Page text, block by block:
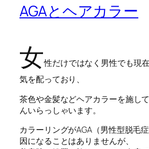
AGAとヘアカラー
女性だけではなく男性でも現
気を配っており、
茶色や金髪などヘアカラーを施し
んいらっしゃいます。
カラーリングがAGA（男性型脱毛
因になることはありませんが、